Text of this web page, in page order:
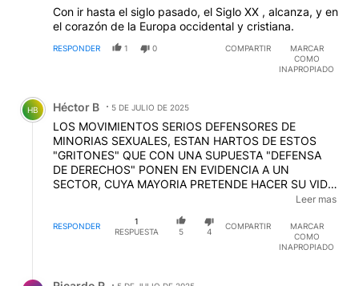
Con ir hasta el siglo pasado, el Siglo XX , alcanza, y en
el corazón de la Europa occidental y cristiana.
RESPONDER 1 0 COMPARTIR
MARCAR
COMO
INAPROPIADO
Comentario de Héctor B.
HB Héctor B 5 DE JULIO DE 2025
LOS MOVIMIENTOS SERIOS DEFENSORES DE
MINORIAS SEXUALES, ESTAN HARTOS DE ESTOS
"GRITONES" QUE CON UNA SUPUESTA "DEFENSA
DE DERECHOS" PONEN EN EVIDENCIA A UN
SECTOR, CUYA MAYORIA PRETENDE HACER SU VIDA,
SIN ESTRIDENCIAS, TRANQUILIS... LONDRES,
AMSTERDAM, BARCELONA, LAS MANIFESTACIONES
SON COLORIDAS, SON TURISTICAS, PERO ENTRE
PARES, Y DE NINGUNA MANERA HAY GENTE COMO
Leer mas
RESPONDER
1
RESPUESTA
5 4
COMPARTIR
MARCAR
COMO
INAPROPIADO